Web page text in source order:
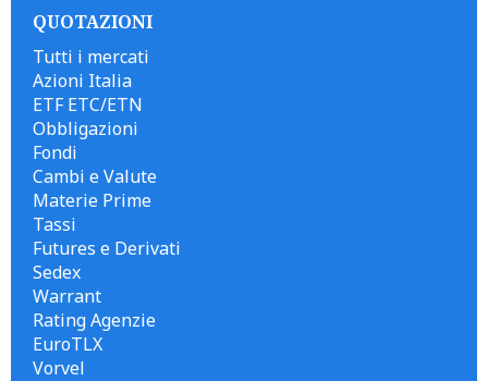
QUOTAZIONI
Tutti i mercati
Azioni Italia
ETF ETC/ETN
Obbligazioni
Fondi
Cambi e Valute
Materie Prime
Tassi
Futures e Derivati
Sedex
Warrant
Rating Agenzie
EuroTLX
Vorvel